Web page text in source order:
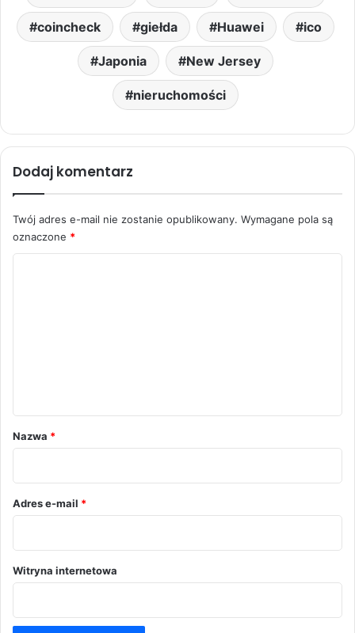
coincheck giełda Huawei ico
Japonia New Jersey
nieruchomości
Dodaj komentarz
Twój adres e-mail nie zostanie opublikowany. Wymagane pola są
oznaczone *
r
*
Nazwa *
Adres e-mail *
Witryna internetowa